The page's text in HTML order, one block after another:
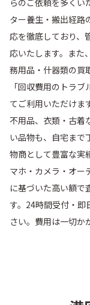
ター養生・搬出経路
応を徹底しており、
応いたします。また
務用品・什器類の買
「回収費用のトラ
てご利用いただけま
不用品、衣類・古着
い品物も、自宅まで
物商として豊富な実
マホ・カメラ・オー
に基づいた高い額で
す。24時間受付・即
さい。費用は一切か